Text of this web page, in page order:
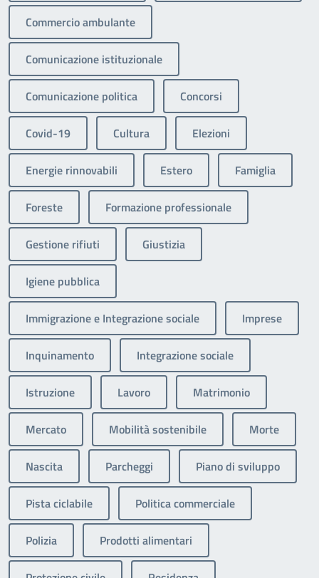
Commercio ambulante
Comunicazione istituzionale
Comunicazione politica Concorsi
Covid-19 Cultura Elezioni
Energie rinnovabili Estero Famiglia
Foreste Formazione professionale
Gestione rifiuti Giustizia
Igiene pubblica
Immigrazione e Integrazione sociale Imprese
Inquinamento Integrazione sociale
Istruzione Lavoro Matrimonio
Mercato Mobilità sostenibile Morte
Nascita Parcheggi Piano di sviluppo
Pista ciclabile Politica commerciale
Polizia Prodotti alimentari